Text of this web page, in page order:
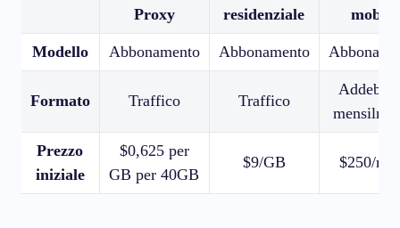
Proxy
residenziale
mobile
Modello Abbonamento Abbonamento
Formato Traffico Traffico
Prezzo
iniziale
$0,625 per
GB per 40GB
$9/GB $250/